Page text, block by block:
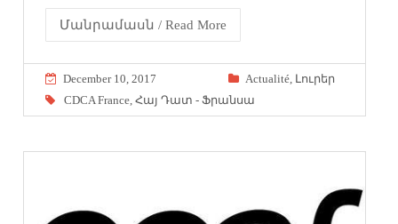
Մանրամասն / Read More
December 10, 2017 Actualité, Լուրեր
CDCA France ,Հայ Դատ - Ֆրանսա